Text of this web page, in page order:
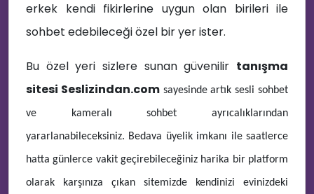
🤩
🎈
erkek kendi fikirlerine uygun olan birileri ile
sohbet edebileceği özel bir yer ister.
Bu özel yeri sizlere sunan güvenilir tanışma
sitesi Seslizindan.comsayesinde artık sesli sohbet
ve kameralı sohbet ayrıcalıklarından
yararlanabileceksiniz. Bedava üyelik imkanı ile saatlerce
hatta günlerce vakit geçirebileceğiniz harika bir platform
olarak karşınıza çıkan sitemizde kendinizi evinizdeki